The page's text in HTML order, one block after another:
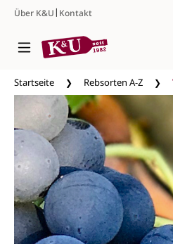
Zum Hauptinhalt springen
Über K&U| Kontakt
Startseite Rebsorten A-Z